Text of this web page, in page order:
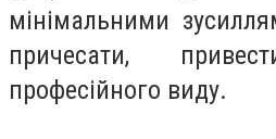
мінімальними
причесати,
професійного виду.